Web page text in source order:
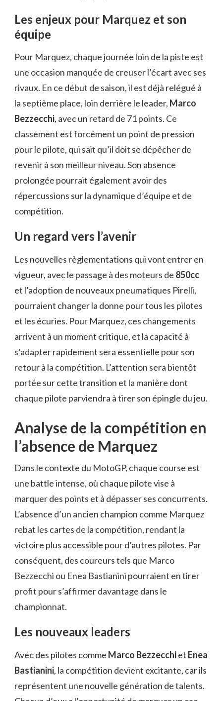
Les enjeux pour Marquez et son
équipe
Pour Marquez, chaque journée loin de la piste est
une occasion manquée de creuser l’écart avec ses
rivaux. En ce début de saison, il est déjà relégué à
la septième place, loin derrière le leader, Marco
Bezzecchi, avec un retard de 71 points. Ce
classement est forcément un point de pression
pour le pilote, qui sait qu’il doit se dépêcher de
revenir à son meilleur niveau. Son absence
prolongée pourrait également avoir des
répercussions sur la dynamique d’équipe et de
compétition.
Un regard vers l’avenir
Les nouvelles règlementations qui vont entrer en
vigueur, avec le passage à des moteurs de 850cc
et l’adoption de nouveaux pneumatiques Pirelli,
pourraient changer la donne pour tous les pilotes
et les écuries. Pour Marquez, ces changements
arrivent à un moment critique, et la capacité à
s’adapter rapidement sera essentielle pour son
retour à la compétition. L’attention sera bientôt
portée sur cette transition et la manière dont
chaque pilote parviendra à tirer son épingle du jeu.
Analyse de la compétition en
l’absence de Marquez
Dans le contexte du MotoGP, chaque course est
une battle intense, où chaque pilote vise à
marquer des points et à dépasser ses concurrents.
L’absence d’un ancien champion comme Marquez
rebat les cartes de la compétition, rendant la
victoire plus accessible pour d’autres pilotes. Par
conséquent, des coureurs tels que Marco
Bezzecchi ou Enea Bastianini pourraient en tirer
profit pour s’affirmer davantage dans le
championnat.
Les nouveaux leaders
Avec des pilotes comme Marco Bezzecchiet Enea
Bastianini, la compétition devient excitante, car ils
représentent une nouvelle génération de talents.